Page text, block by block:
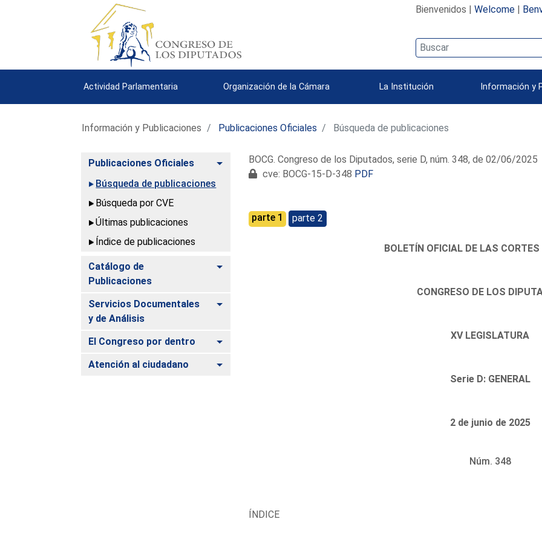
Bienvenidos | Welcome|
Actividad Parlamentaria Organización de la Cámara La Institución Información y
Información y Publicaciones Publicaciones Oficiales Búsqueda de publicaciones
Publicaciones Oficiales
Alternar
Búsqueda de publicaciones
Búsqueda por CVE
Últimas publicaciones
Índice de publicaciones
Catálogo de
Publicaciones
Alternar
Servicios Documentales
y de Análisis
Alternar
El Congreso por dentro Alternar
Atención al ciudadano Alternar
BOCG. Congreso de los Diputados, serie D, núm. 348, de 02/06/2025
cve: BOCG-15-D-348 PDF
parte 1 parte 2
BOLETÍN OFICIAL DE LAS CORTES
CONGRESO DE LOS
XV LEGISLATURA
Serie D: GENERAL
2 de junio de 2025
Núm. 348
ÍNDICE